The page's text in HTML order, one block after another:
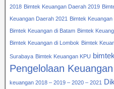
2018 Bimtek Keuangan Daerah 2019
Keuangan Daerah 2021 Bimtek Keuangan
Bimtek Keuangan di Batam Bimtek
Bimtek Keuangan di Lombok Bimtek
Surabaya Bimtek Keuangan KPU
Pengelolaan
keuangan 2018 – 2019 – 2020 – 2021